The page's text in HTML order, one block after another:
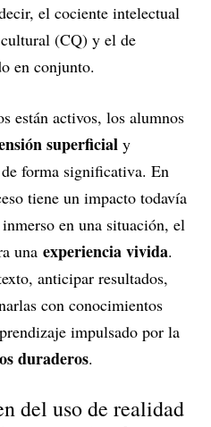
el cociente intelectual
(CQ) y el de
en conjunto.
están activos, los alumnos
superficial y
forma significativa. En
tiene un impacto todavía
en una situación, el
una experiencia vivida.
anticipar resultados,
con conocimientos
impulsado por la
duraderos.
del uso de realidad